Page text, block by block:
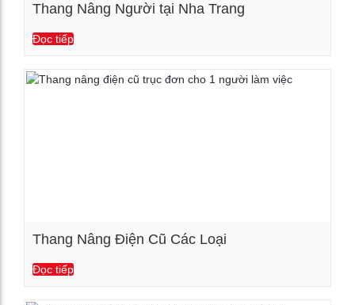
Thang Nâng Người tại Nha Trang
Đọc tiếp
Thang Nâng Điện Cũ Các Loại
Đọc tiếp